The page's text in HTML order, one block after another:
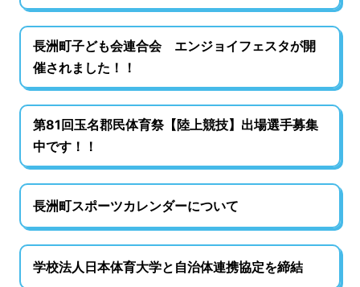
長洲町子ども会連合会 エンジョイフェスタが開
催されました！！
第81回玉名郡民体育祭【陸上競技】出場選手募集
中です！！
長洲町スポーツカレンダーについて
学校法人日本体育大学と自治体連携協定を締結